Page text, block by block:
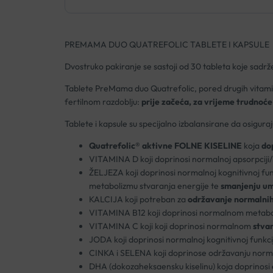
PREMAMA DUO QUATREFOLIC TABLETE I KAPSULE
Dvostruko pakiranje se sastoji od 30 tableta koje
Tablete PreMama duo Quatrefolic, pored drugih
fertilnom razdoblju: prije začeća, za vrijeme
Tablete i kapsule su specijalno izbalansirane da
Quatrefolic® aktivne FOLNE KISELINE koja
VITAMINA D koji doprinosi normalnoj
ŽELJEZA koji doprinosi normalnoj kognitivnoj
metabolizmu stvaranja energije te smanjenju
KALCIJA koji potreban za održavanje
VITAMINA B12 koji doprinosi normalnom
VITAMINA C koji koji doprinosi normalnom
JODA koji doprinosi normalnoj kognitivnoj
CINKA i SELENA koji doprinose održavanju
DHA (dokozaheksaensku kiselinu) koja doprinosi